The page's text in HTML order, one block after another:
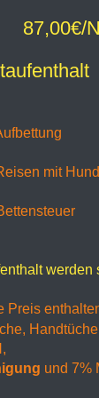
mit
werden
und 7%